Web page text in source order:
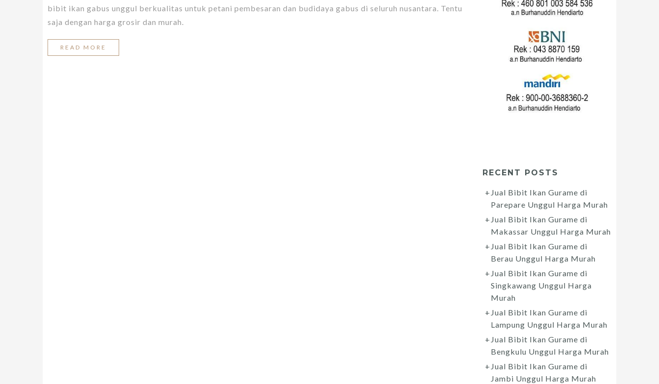
bibit ikan gabus unggul berkualitas untuk petani pembesaran dan budidaya gabus di seluruh nusantara. Tentu
saja dengan harga grosir dan murah.
READ MORE
RECENT POSTS
Jual Bibit Ikan Gurame di
Parepare Unggul Harga Murah
Jual Bibit Ikan Gurame di
Makassar Unggul Harga Murah
Jual Bibit Ikan Gurame di
Berau Unggul Harga Murah
Jual Bibit Ikan Gurame di
Singkawang Unggul Harga
Murah
Jual Bibit Ikan Gurame di
Lampung Unggul Harga Murah
Jual Bibit Ikan Gurame di
Bengkulu Unggul Harga Murah
Jual Bibit Ikan Gurame di
Jambi Unggul Harga Murah